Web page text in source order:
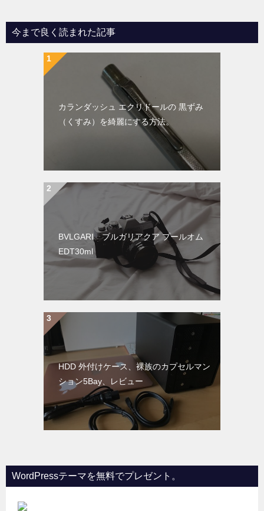
今まで良く読まれた記事
カランダッシュ エクリドールの 黒ずみ
（くすみ）を綺麗にする方法。
BVLGARI ブルガリアクア プールオム
EDT30ml
HDD 外付けケース、裸族のカプセルマン
ション5Bay、レビュー
WordPressテーマを無料でプレゼント。